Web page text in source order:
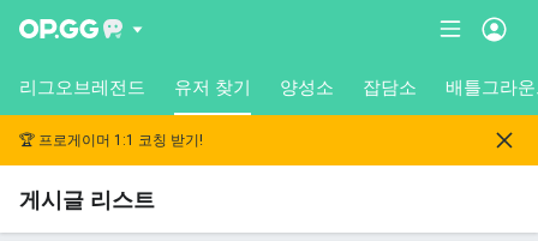
리그오브레전드 유저 찾기 양성소 잡담소 배틀그라
🏆 프로게이머 1:1 코칭 받기!
게시글 리스트